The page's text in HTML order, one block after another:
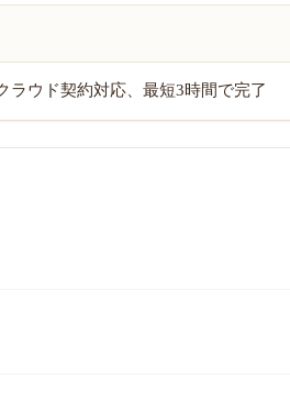
ラウド契約対応、最短3時間で完了